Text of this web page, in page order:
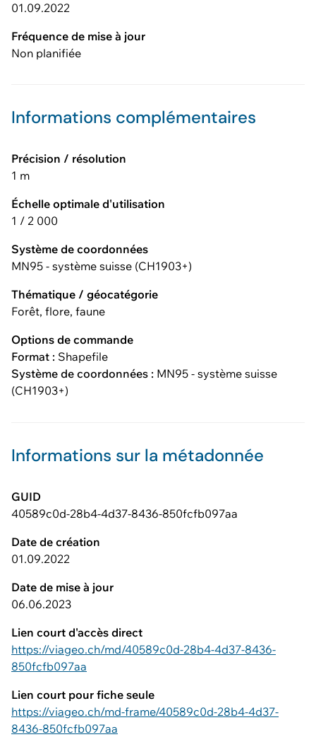
01.09.2022
Fréquence de mise à jour
Non planifiée
Informations complémentaires
Précision / résolution
1 m
Échelle optimale d'utilisation
1 / 2 000
Système de coordonnées
MN95 - système suisse (CH1903+)
Thématique / géocatégorie
Forêt, flore, faune
Options de commande
Format : Shapefile
Système de coordonnées : MN95 - système suisse
(CH1903+)
Informations sur la métadonnée
GUID
40589c0d-28b4-4d37-8436-850fcfb097aa
Date de création
01.09.2022
Date de mise à jour
06.06.2023
Lien court d'accès direct
https://viageo.ch/md/40589c0d-28b4-4d37-8436-
850fcfb097aa
Lien court pour fiche seule
https://viageo.ch/md-frame/40589c0d-28b4-4d37-
8436-850fcfb097aa